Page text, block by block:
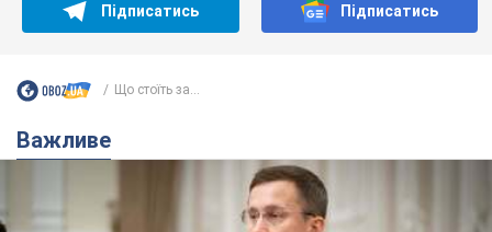
Підписатись Підписатись
Що стоїть за...
Важливе